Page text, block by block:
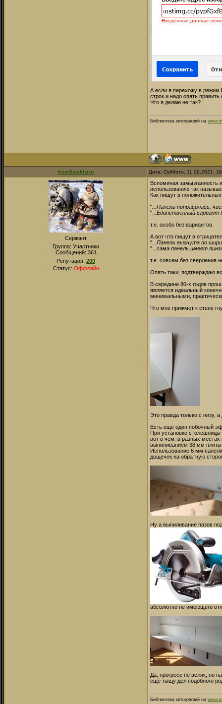
А если я перехожу в режим
строк и надо опять
Что я делаю не так?
Библиотека китографий на
fromSalekhard Дата: Суббота, 11.09.2021,
Сержант
Группа: Участники
Сообщений: 361
Репутация: 200
Статус: Оффлайн
Вспоминая замызганность
использованию так
Как пишут в
" ...Панель понравилась,
".
..Единственный вариант
т.е. особо без вариантов.
А вот что пишут в
" ...Панель выгнута по
"..
.сама панель имеет
т.е. совсем без сверления
Опять таки, подтверждаю
В середине 80-х годов
является идеальный
минимальными,
Что мне прижмет к стене
Это правда только с низу,
Есть еще один побочный
При установке столешницы
вот о чем: в разных
выпиливанием 38 мм
Использование 6 мм
дощечек на обратную
Ну а выпиливание пазов
абсолютно не имеющего
Да, прогресс не велик, но
ещё тыщу дел подобного
Библиотека китографий на